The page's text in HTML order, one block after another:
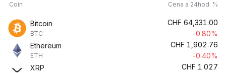
Coin Cena a 24hod. %
Bitcoin
BTC
CHF 64,331.00
-0.80%
Ethereum
ETH
CHF 1,902.76
-0.40%
XRP
CHF 1.027